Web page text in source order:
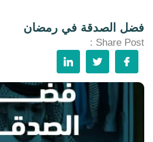
فضل الصدقة في رمضان
Share Post :